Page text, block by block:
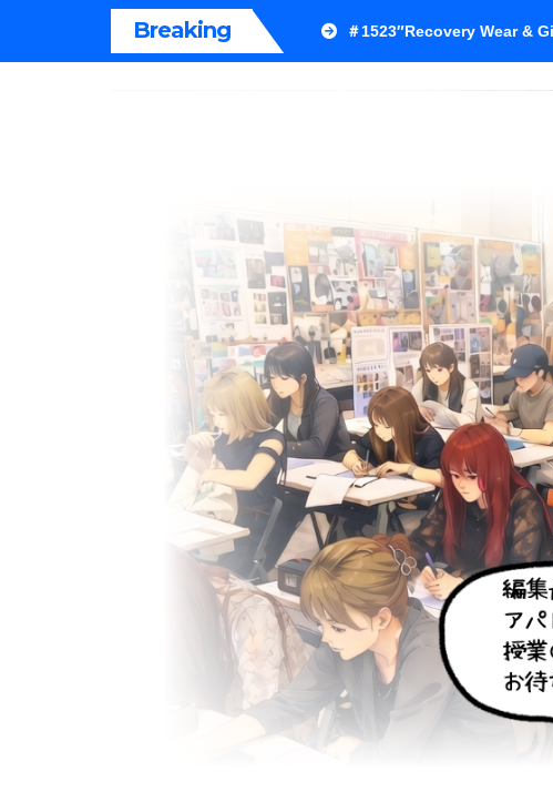
Breaking ＃1523″Recovery Wear &